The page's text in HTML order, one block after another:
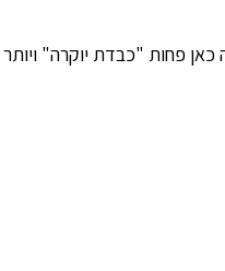
כאן פחות "כבדת יוקרה" ויותר